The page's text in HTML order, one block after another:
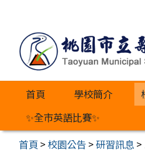
內
首頁 學校簡介
✨全市英語比賽✨
首頁 >校園公告 >研習訊息 >